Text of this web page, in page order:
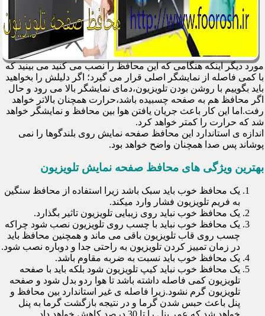
مورد دیگر اینکه هنگامی که این محافظ را نصب می کنید می بینید که
با کمی فاصله از نمایشگر اصلی قرار می گیرد؛ اگر دلیلش را بخواهید
باید بگوییم با روشن بودن تلویزیون،دمای نمایشگر بالا می رود و حال
اگر محافظ هم به صفحه چسبیده باشد،حرارت همچنان بالاتر خواهد
رفت.اما این کار باعث جریان یافتن هوا بین محافظ و نمایشگر خواهد
شد که حرارت را کمتر خواهد کرد.
اندازه ی استاندارد این محافظ صفحه نمایش روی بلندگوها را نمی
پوشاند پس صدا همچنان واضح خواهد بود.
بهترین ویژگی های محافظ صفحه نمایش تلویزیون
یک محافظ خوب باید سبک باشد زیرا استفاده از محافظ سنگین
به فریم تلویزیون فشار وارد میکند.
یک محافظ خوب نباید روی زیبایی تلویزیون تاثیر بگذارد.
یک محافظ خوب نباید با چسب روی تلویزیون نصب شود چراکه
چسب روی قاب تلویزیون باقی می ماند و همچنین محافظ باید
در زمان تمییز کردن تلویزیون به راحتی جدا و دوباره نصب شود.
یک محافظ خوب باید نسبت به ضربه مقاوم باشد.
یک محافظ خوب نباید کیپ تلویزیون شود بلکه باید با صفحه
تلویزیون کمی فاصله داشته باشد تا هوا ردو بدل شود و صفحه
تلویزیون گرم نشود.زیرا فاصله ی غیر استاندارد بین محافظ و
پنل باعث حبس شدن گرما و در نتیجه بازگشت گرما به پنل